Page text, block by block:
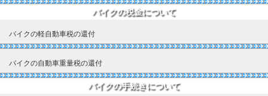
バイクの税金について
バイクの軽自動車税の還付
バイクの自動車重量税の還付
バイクの手続きについて